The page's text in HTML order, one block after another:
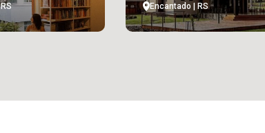
Encantado | RS